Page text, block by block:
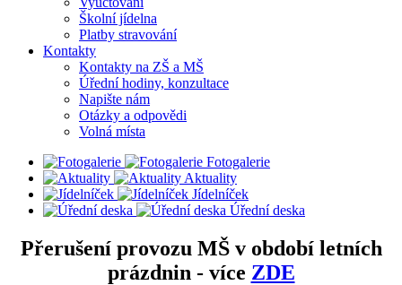
Školní jídelna
Platby stravování
Kontakty
Kontakty na ZŠ a MŠ
Úřední hodiny, konzultace
Napište nám
Otázky a odpovědi
Volná místa
Fotogalerie
Aktuality
Jídelníček
Úřední deska
Přerušení provozu MŠ v období letních
prázdnin - více ZDE